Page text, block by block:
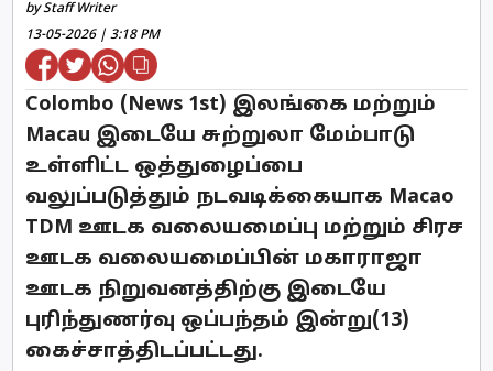
by Staff Writer
13-05-2026 | 3:18 PM
Colombo (News 1st) இலங்கை மற்றும்
Macau இடையே சுற்றுலா மேம்பாடு
உள்ளிட்ட ஒத்துழைப்பை
வலுப்படுத்தும் நடவடிக்கையாக Macao
TDM ஊடக வலையமைப்பு மற்றும் சிரச
ஊடக வலையமைப்பின் மகாராஜா
ஊடக நிறுவனத்திற்கு இடையே
புரிந்துணர்வு ஒப்பந்தம் இன்று(13)
கைச்சாத்திடப்பட்டது.